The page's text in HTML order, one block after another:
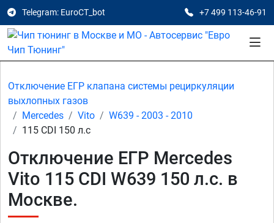
Telegram: EuroCT_bot +7 499 113-46-91
Отключение ЕГР клапана системы рециркуляции
выхлопных газов
Mercedes
Vito
W639 - 2003 - 2010
115 CDI 150 л.с
Отключение ЕГР Mercedes
Vito 115 CDI W639 150 л.с. в
Москве.